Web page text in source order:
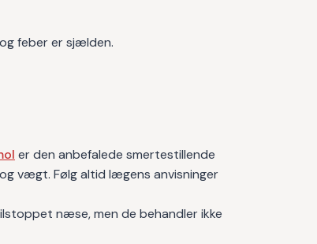
feber er sjælden.
er den anbefalede smertestillende
vægt. Følg altid lægens anvisninger
næse, men de behandler ikke